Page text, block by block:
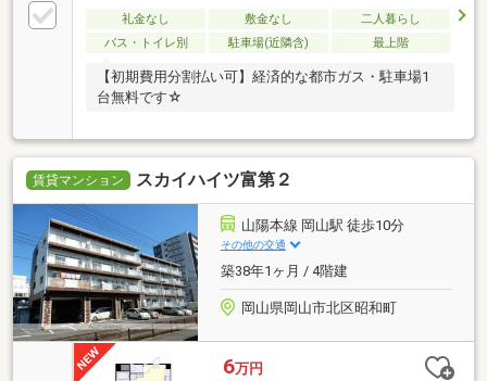
礼金なし 敷金なし
二人暮らし
バス・トイレ別
駐車場(近隣含) 最上階
【初期費用分割払い可】経済的な都市ガス・駐車場1
台無料です☆
賃貸マンション スカイハイツ富第２
山陽本線 岡山駅 徒歩10分
その他の交通
築38年1ヶ月 / 4階建
岡山県岡山市北区昭和町
6万円